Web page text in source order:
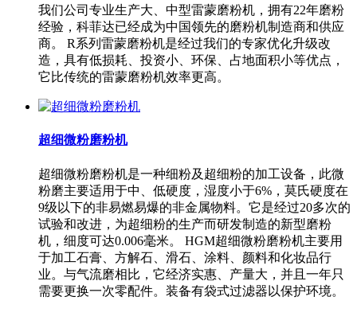
我们公司专业生产大、中型雷蒙磨粉机，拥有22年磨粉
经验，科菲达已经成为中国领先的磨粉机制造商和供应
商。 R系列雷蒙磨粉机是经过我们的专家优化升级改
造，具有低损耗、投资小、环保、占地面积小等优点，
它比传统的雷蒙磨粉机效率更高。
超细微粉磨粉机
超细微粉磨粉机是一种细粉及超细粉的加工设备，此微
粉磨主要适用于中、低硬度，湿度小于6%，莫氏硬度在
9级以下的非易燃易爆的非金属物料。它是经过20多次的
试验和改进，为超细粉的生产而研发制造的新型磨粉
机，细度可达0.006毫米。 HGM超细微粉磨粉机主要用
于加工石膏、方解石、滑石、涂料、颜料和化妆品行
业。与气流磨相比，它经济实惠、产量大，并且一年只
需要更换一次零配件。装备有袋式过滤器以保护环境。